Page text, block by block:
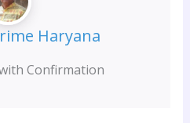
Haryana
Confirmation